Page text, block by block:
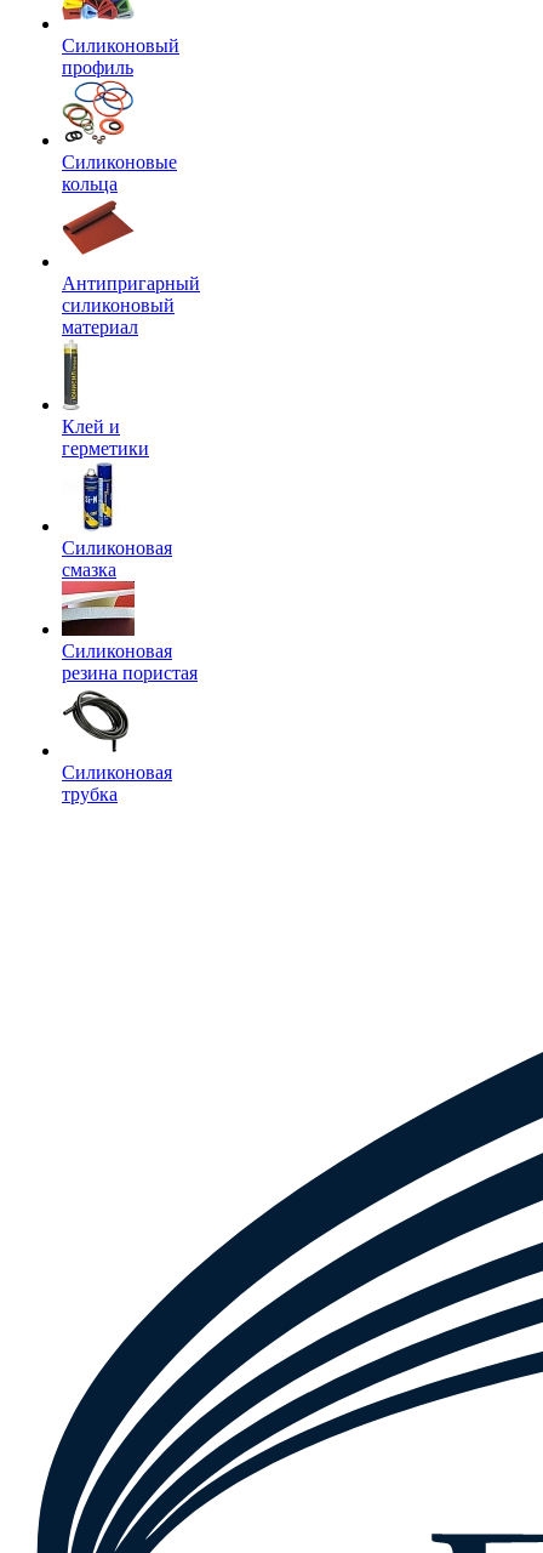
Силиконовый
профиль
Силиконовые
кольца
Антипригарный
силиконовый
материал
Клей и
герметики
Силиконовая
смазка
Силиконовая
резина пористая
Силиконовая
трубка